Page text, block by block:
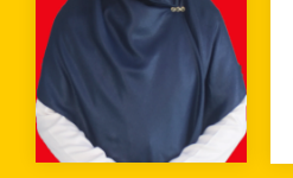
S.Pd Taeba Alim, S.Pd